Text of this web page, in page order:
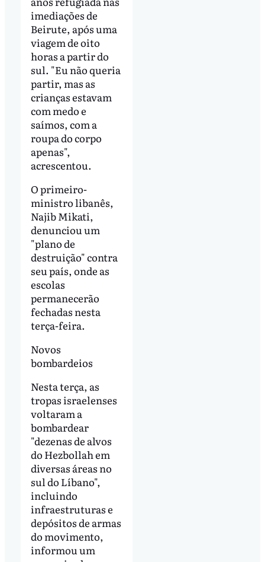
imediações de
Beirute, após uma
viagem de oito
horas a partir do
sul. "Eu não queria
partir, mas as
crianças estavam
com medo e
saímos, com a
roupa do corpo
apenas",
acrescentou.
O primeiro-
ministro libanês,
Najib Mikati,
denunciou um
"plano de
destruição" contra
seu país, onde as
escolas
permanecerão
fechadas nesta
terça-feira.
Novos
bombardeios
Nesta terça, as
tropas israelenses
voltaram a
bombardear
"dezenas de alvos
do Hezbollah em
diversas áreas no
sul do Líbano",
incluindo
infraestruturas e
depósitos de armas
do movimento,
informou um